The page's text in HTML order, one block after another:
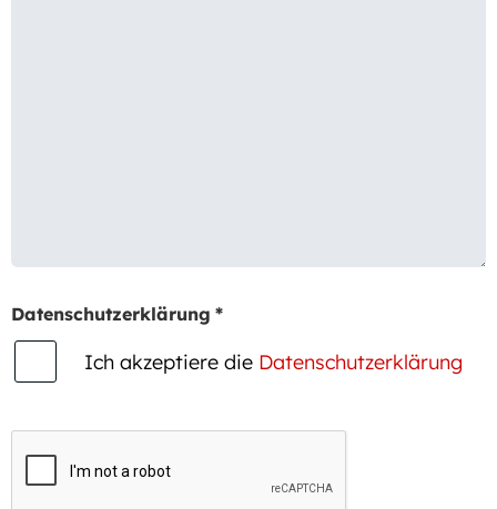
Datenschutzerklärung *
Ich akzeptiere die Datenschutzerklärung